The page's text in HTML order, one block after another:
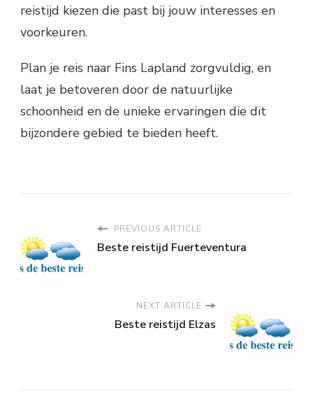
reistijd kiezen die past bij jouw interesses en
voorkeuren.
Plan je reis naar Fins Lapland zorgvuldig, en
laat je betoveren door de natuurlijke
schoonheid en de unieke ervaringen die dit
bijzondere gebied te bieden heeft.
PREVIOUS ARTICLE
Beste reistijd Fuerteventura
NEXT ARTICLE
Beste reistijd Elzas